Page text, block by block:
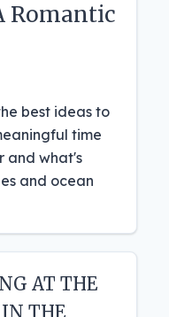
Romantic
best ideas to
time
and what's
and ocean
AT THE
IN THE